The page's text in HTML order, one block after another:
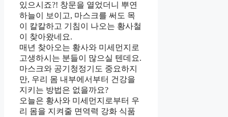
있으시죠?! 창문을 열었더니 뿌연
하늘이 보이고, 마스크를 써도 목
이 칼칼하고 기침이 나오는 황사철
이 찾아왔네요.
매년 찾아오는 황사와 미세먼지로
고생하시는 분들이 많으실 텐데요.
마스크와 공기청정기도 중요하지
만, 우리 몸 내부에서부터 건강을
지키는 방법은 없을까요?
오늘은 황사와 미세먼지로부터 우
리 몸을 지켜줄 면역력 강화 식품